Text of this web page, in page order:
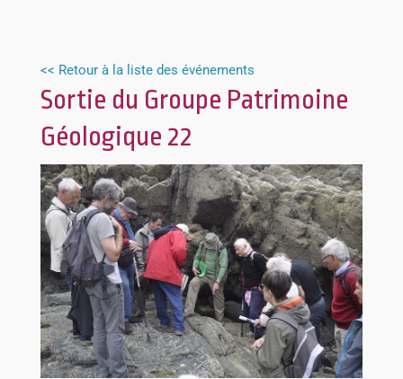
<< Retour à la liste des événements
Sortie du Groupe Patrimoine
Géologique 22